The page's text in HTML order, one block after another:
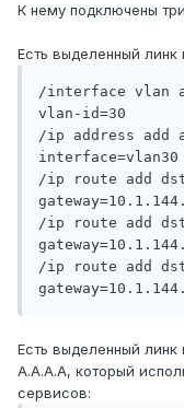
К нему подключены
Есть выделенный линк
/interface vlan
vlan-id=30
/ip address add
interface=vlan30
/ip route add
/ip route add
/ip route add
Есть выделенный
A.A.A.A, который
сервисов: